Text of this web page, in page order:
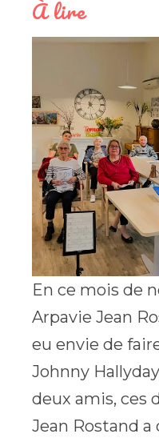
À lire
En ce mois de
Arpavie Jean
eu envie de
Johnny
deux amis, ces
Jean Rostand